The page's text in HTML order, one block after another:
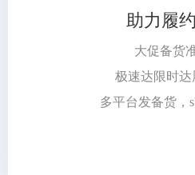
助力履
大促备货
极速达限时达
多平台发备货，